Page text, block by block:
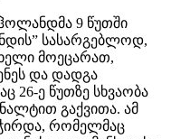
9 წუთში
სასარგებლოდ,
ხელი მოეცარათ,
და დადგა
26-ე წუთზე სხვაობა
გაქვითა. ამ
რომელმაც